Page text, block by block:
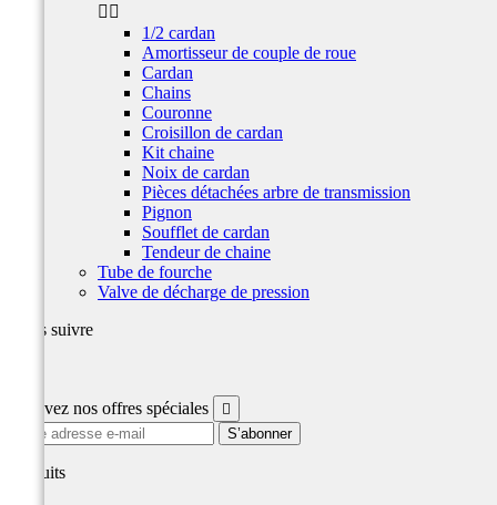
 
1/2 cardan
Amortisseur de couple de roue
Cardan
Chains
Couronne
Croisillon de cardan
Kit chaine
Noix de cardan
Pièces détachées arbre de transmission
Pignon
Soufflet de cardan
Tendeur de chaine
Tube de fourche
Valve de décharge de pression
Nous suivre
Recevez nos offres spéciales 
produits